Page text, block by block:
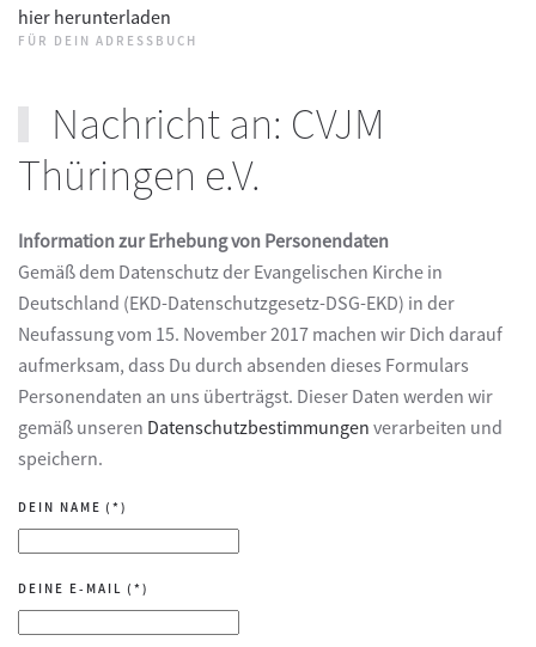
hier herunterladen
FÜR DEIN ADRESSBUCH
Nachricht an: CVJM
Thüringen e.V.
Information zur Erhebung von Personendaten
Gemäß dem Datenschutz der Evangelischen Kirche in
Deutschland (EKD-Datenschutzgesetz-DSG-EKD) in der
Neufassung vom 15. November 2017 machen wir Dich darauf
aufmerksam, dass Du durch absenden dieses Formulars
Personendaten an uns überträgst. Dieser Daten werden wir
gemäß unseren Datenschutzbestimmungen verarbeiten und
speichern.
DEIN NAME (*)
DEINE E-MAIL (*)